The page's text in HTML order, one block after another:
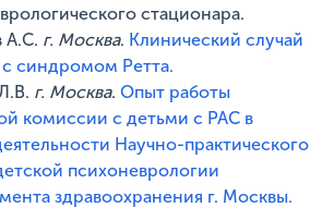
стационара.
А.С. г. Москва. Клинический случай
с синдромом Ретта.
г. Москва.Опыт работы
комиссии с детьми с РАС в
Научно-практического
психоневрологии
здравоохранения г. Москвы.